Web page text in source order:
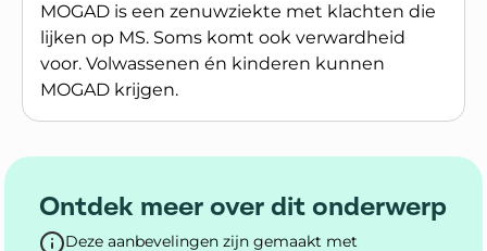
MOGAD is een zenuwziekte met klachten die
lijken op MS. Soms komt ook verwardheid
voor. Volwassenen én kinderen kunnen
MOGAD krijgen.
Lees meer over MOGAD
Ontdek meer over dit onderwerp
Deze aanbevelingen zijn gemaakt met